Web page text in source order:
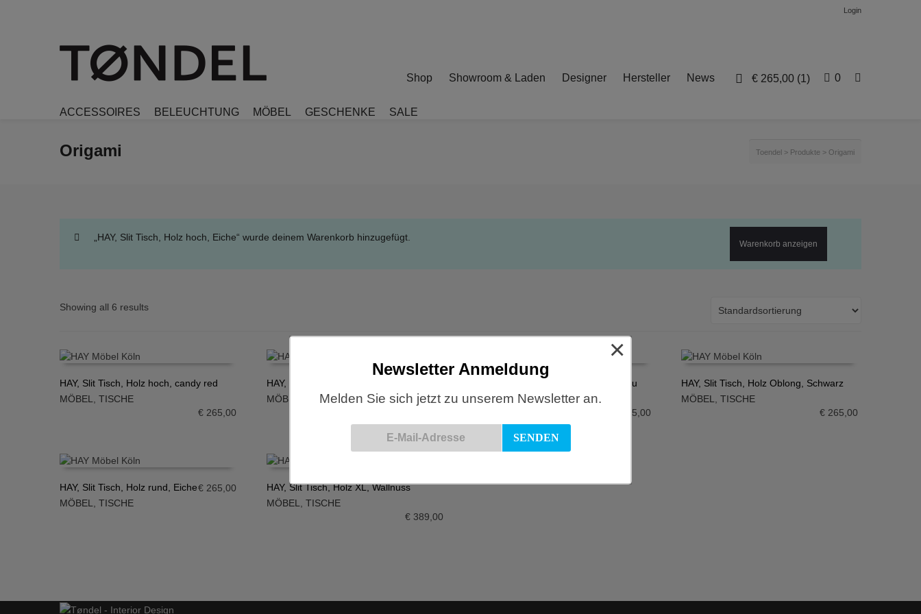
Login
€ 265,00 (1) 0
Shop Showroom & Laden Designer Hersteller News
ACCESSOIRES BELEUCHTUNG MÖBEL GESCHENKE SALE
Origami Toendel > Produkte > Origami
„HAY, Slit Tisch, Holz hoch, Eiche“ wurde deinem Warenkorb hinzugefügt.
Warenkorb anzeigen
Showing all 6 results
IN DEN WARENKORB
HAY, Slit Tisch, Holz hoch, candy red
MÖBEL, TISCHE
€265,00
IN DEN WARENKORB
HAY, Slit Tisch, Holz hoch, Eiche
MÖBEL
TISCHE
IN DEN WARENKORB
HAY, Slit Tisch, Holz hoch, Königsblau
MÖBEL,TISCHE
265,00
IN DEN WARENKORB
HAY, Slit Tisch, Holz Oblong, Schwarz
MÖBEL,TISCHE
€ 265,00
IN DEN WARENKORB
HAY, Slit Tisch, Holz rund, Eiche
MÖBEL, TISCHE
€265,00
IN DEN WARENKORB
HAY, Slit Tisch, Holz XL, Wallnuss
MÖBEL,TISCHE
€ 389,00
Newsletter Anmeldung
Melden Sie sich jetzt zu unserem Newsletter an.
×